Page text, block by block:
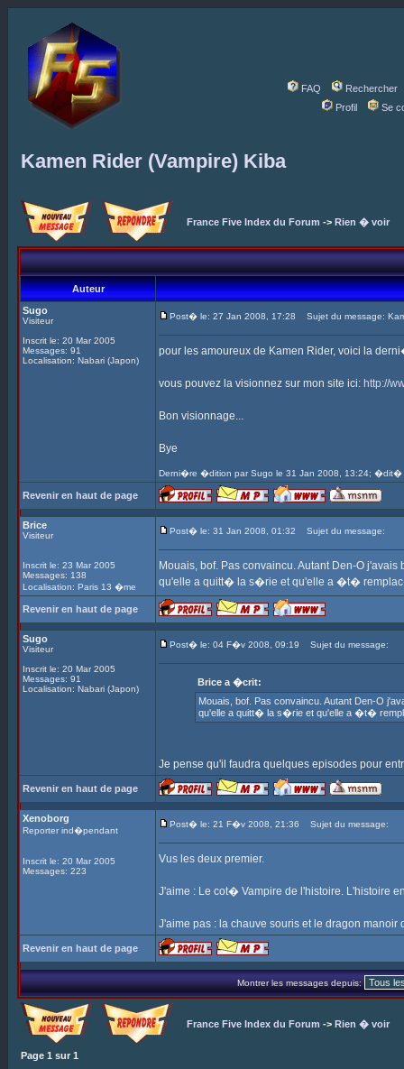
FAQ
Rechercher
Profil
Se
Kamen Rider (Vampire) Kiba
France Five Index du Forum -> Rien � voir
Auteur
Sugo
Visiteur
Inscrit le: 20 Mar 2005
Messages: 91
Localisation: Nabari (Japon)
Post� le: 27 Jan 2008, 17:28 Sujet du message:
pour les amoureux de Kamen Rider, voici la
vous pouvez la visionnez sur mon site ici: http://
Bon visionnage...
Bye
Derni�re �dition par Sugo le 31 Jan 2008, 13:24; �dit�
Revenir en haut de page
Brice
Visiteur
Inscrit le: 23 Mar 2005
Messages: 138
Localisation: Paris 13 �me
Post� le: 31 Jan 2008, 01:32 Sujet du message:
Mouais, bof. Pas convaincu. Autant Den-O
qu'elle a quitt� la s�rie et qu'elle a �t�
Revenir en haut de page
Sugo
Visiteur
Inscrit le: 20 Mar 2005
Messages: 91
Localisation: Nabari (Japon)
Post� le: 04 F�v 2008, 09:19 Sujet du message:
Brice a �crit:
Mouais, bof. Pas convaincu. Autant Den-O
qu'elle a quitt� la s�rie et qu'elle a �t�
Je pense qu'il faudra quelques episodes pour
Revenir en haut de page
Xenoborg
Reporter ind�pendant
Inscrit le: 20 Mar 2005
Messages: 223
Post� le: 21 F�v 2008, 21:36 Sujet du message:
Vus les deux premier.
J'aime : Le cot� Vampire de l'histoire. L'histoire
J'aime pas : la chauve souris et le dragon manoir
Revenir en haut de page
Montrer les messages depuis:
France Five Index du Forum -> Rien � voir
Page 1 sur 1